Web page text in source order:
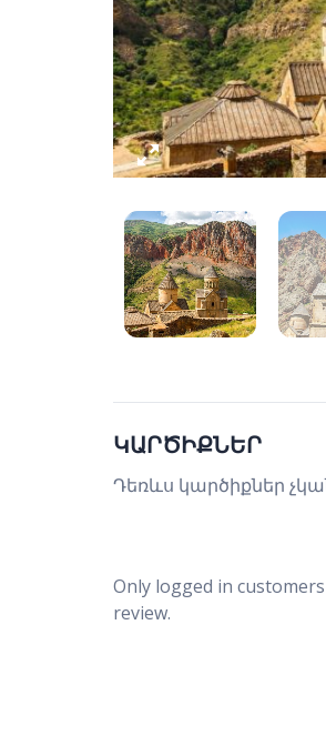
ԿԱՐԾԻՔՆԵՐ
Դեռևս կարծիքներ
Only logged in
review.